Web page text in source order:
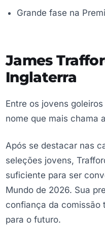
Grande fase na
James
Inglaterra
Entre os jovens
nome que mais chama
Após se destacar nas
seleções jovens,
suficiente para ser
Mundo de 2026. Sua
confiança da comissão
para o futuro.